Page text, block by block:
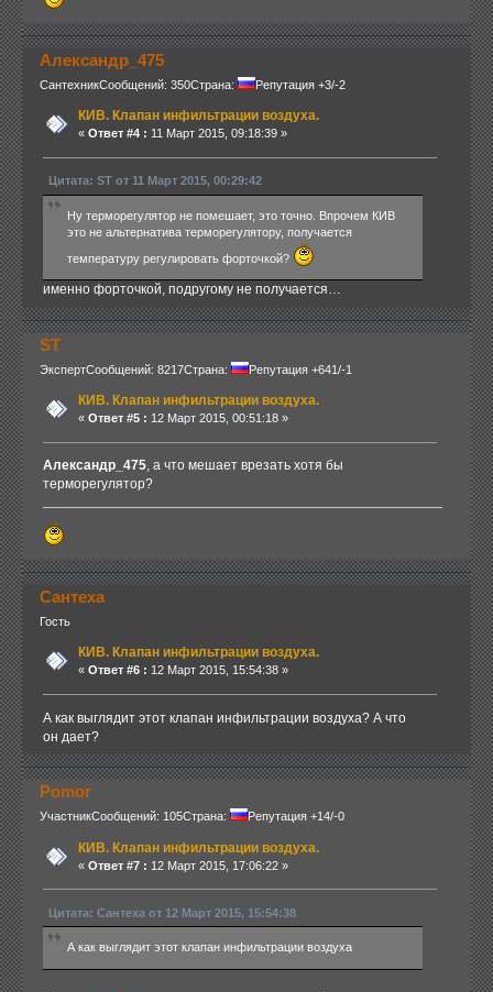
Александр_475
СантехникСообщений: 350Страна: Репутация +3/-2
КИВ. Клапан инфильтрации воздуха.
« Ответ #4 : 11 Март 2015, 09:18:39 »
Цитата: ST от 11 Март 2015, 00:29:42
Ну терморегулятор не помешает, это точно. Впрочем КИВ
это не альтернатива терморегулятору, получается
температуру регулировать форточкой?
именно форточкой, подругому не получается…
ST
ЭкспертСообщений: 8217Страна: Репутация +641/-1
КИВ. Клапан инфильтрации воздуха.
« Ответ #5 : 12 Март 2015, 00:51:18 »
Александр_475, а что мешает врезать хотя бы
терморегулятор?
Сантеха
Гость
КИВ. Клапан инфильтрации воздуха.
« Ответ #6 : 12 Март 2015, 15:54:38 »
А как выглядит этот клапан инфильтрации воздуха? А что
он дает?
Pomor
УчастникСообщений: 105Страна: Репутация +14/-0
КИВ. Клапан инфильтрации воздуха.
« Ответ #7 : 12 Март 2015, 17:06:22 »
Цитата: Сантеха от 12 Март 2015, 15:54:38
А как выглядит этот клапан инфильтрации воздуха